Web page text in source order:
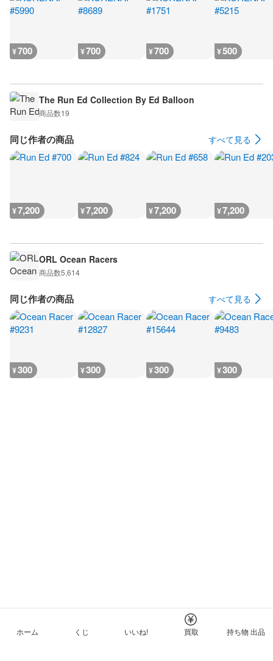
¥700 ¥700 ¥700 ¥500
The Run Ed Collection By Ed Balloon
商品数19
同じ作者の商品 すべて見る
¥7,200 ¥7,200 ¥7,200 ¥7,200
ORL Ocean Racers
商品数5,614
同じ作者の商品 すべて見る
¥300 ¥300 ¥300 ¥300
ホーム くじ いいね! 買取 持ち物 出品